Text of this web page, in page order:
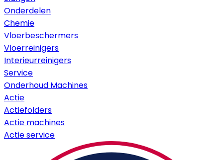
Onderdelen
Chemie
Vloerbeschermers
Vloerreinigers
Interieurreinigers
Service
Onderhoud Machines
Actie
Actiefolders
Actie machines
Actie service